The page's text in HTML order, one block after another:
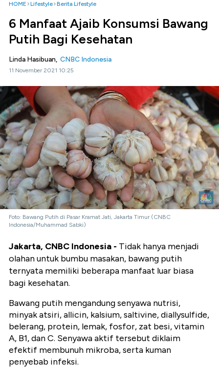
HOME Lifestyle Berita Lifestyle
6 Manfaat Ajaib Konsumsi Bawang
Putih Bagi Kesehatan
Linda Hasibuan, CNBC Indonesia
11 November 2021 10:25
Foto: Bawang Putih di Pasar Kramat Jati, Jakarta Timur (CNBC
Indonesia/Muhammad Sabki)
Jakarta, CNBC Indonesia - Tidak hanya menjadi
olahan untuk bumbu masakan, bawang putih
ternyata memiliki beberapa manfaat luar biasa
bagi kesehatan.
Bawang putih mengandung senyawa nutrisi,
minyak atsiri, allicin, kalsium, saltivine, diallysulfide,
belerang, protein, lemak, fosfor, zat besi, vitamin
A, B1, dan C. Senyawa aktif tersebut diklaim
efektif membunuh mikroba, serta kuman
penyebab infeksi.